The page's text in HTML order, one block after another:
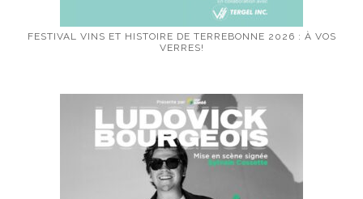
FESTIVAL VINS ET HISTOIRE DE TERREBONNE 2026 : À VOS
VERRES!